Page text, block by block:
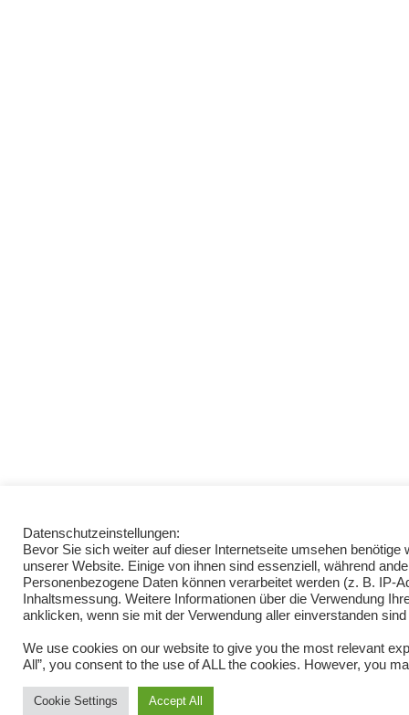
Datenschutzeinstellungen:
Bevor Sie sich weiter auf dieser Internetseite umsehen
unserer Website. Einige von ihnen sind essenziell, während
Personenbezogene Daten können verarbeitet werden (z. B. IP-
Inhaltsmessung. Weitere Informationen über die Verwendung
anklicken, wenn sie mit der Verwendung aller einverstanden
We use cookies on our website to give you the most relevant
All”, you consent to the use of ALL the cookies. However, you
Cookie Settings Accept All